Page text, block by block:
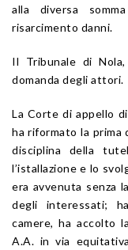
alla diversa
risarcimento danni.
Il Tribunale di
domanda degli attori.
La Corte di appello
ha riformato la prima
disciplina della
l’istallazione e lo
era avvenuta senza
degli interessati;
camere, ha accolto
A.A. in via